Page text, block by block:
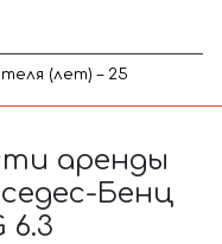
(лет) – 25
аренды
Бенц
6.3